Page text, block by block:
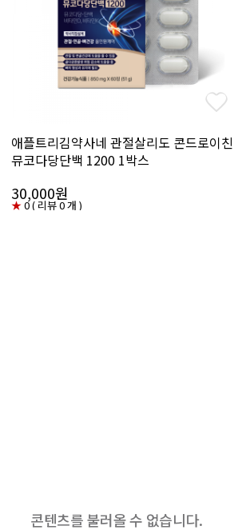
애플트리김약사네 관절살리도 콘드로이친
뮤코다당단백 1200 1박스
30,000원
★0 ( 리뷰 0 개 )
콘텐츠를 불러올 수 없습니다.